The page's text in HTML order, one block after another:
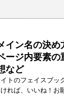
イン名の決
ージ内要素の
など
トのフェイスブッ
れば、いいね！お